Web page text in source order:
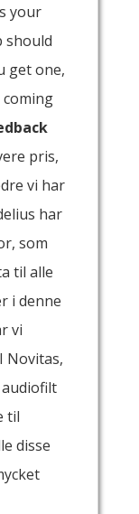
your
should
get one,
coming
pris,
vi har
har
som
til alle
i denne
vi
Novitas,
til
disse